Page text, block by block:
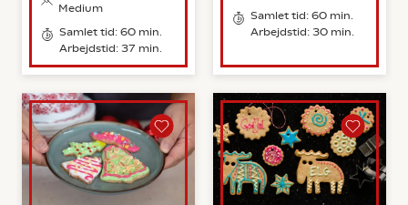
Medium
Samlet tid: 60 min.
Arbejdstid: 37 min.
Samlet tid: 60 min.
Arbejdstid: 30 min.